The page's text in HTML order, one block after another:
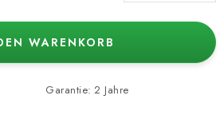
WARENKORB
Garantie: 2 Jahre